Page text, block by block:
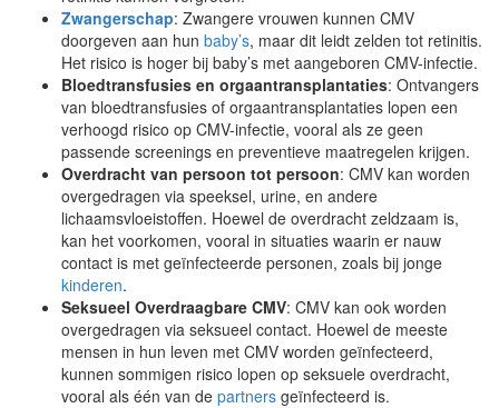
Zwangerschap: Zwangere vrouwen kunnen CMV
doorgeven aan hun baby’s, maar dit leidt zelden tot retinitis.
Het risico is hoger bij baby’s met aangeboren CMV-infectie.
Bloedtransfusies en orgaantransplantaties: Ontvangers
van bloedtransfusies of orgaantransplantaties lopen een
verhoogd risico op CMV-infectie, vooral als ze geen
passende screenings en preventieve maatregelen krijgen.
Overdracht van persoon tot persoon: CMV kan worden
overgedragen via speeksel, urine, en andere
lichaamsvloeistoffen. Hoewel de overdracht zeldzaam is,
kan het voorkomen, vooral in situaties waarin er nauw
contact is met geïnfecteerde personen, zoals bij jonge
kinderen.
Seksueel Overdraagbare CMV: CMV kan ook worden
overgedragen via seksueel contact. Hoewel de meeste
mensen in hun leven met CMV worden geïnfecteerd,
kunnen sommigen risico lopen op seksuele overdracht,
vooral als één van de partners geïnfecteerd is.